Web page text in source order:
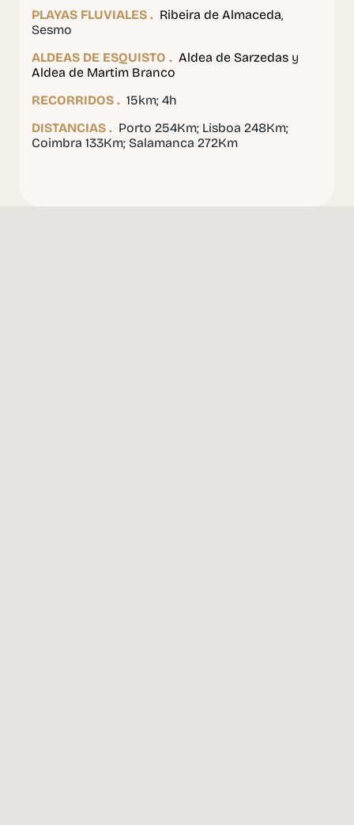
PLAYAS FLUVIALES . Ribeira de Almaceda,
Sesmo
ALDEAS DE ESQUISTO . Aldea de Sarzedas y
Aldea de Martim Branco
RECORRIDOS . 15km; 4h
DISTANCIAS . Porto 254Km; Lisboa 248Km;
Coimbra 133Km; Salamanca 272Km